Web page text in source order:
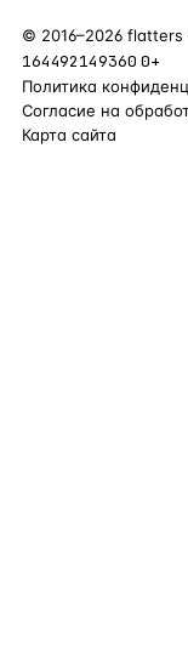
© 2016–2026 flatters
164492149360 0+
Политика
Согласие на
Карта сайта